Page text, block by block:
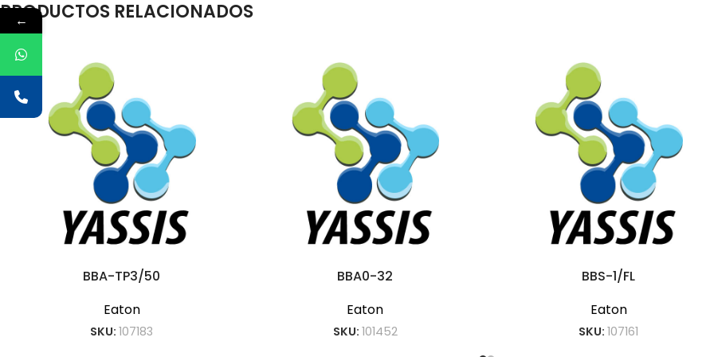
PRODUCTOS RELACIONADOS
BBA-TP3/50
Eaton
SKU:107183
BBA0-32
Eaton
SKU: 101452
BBS-1/FL
Eaton
SKU:107161
←